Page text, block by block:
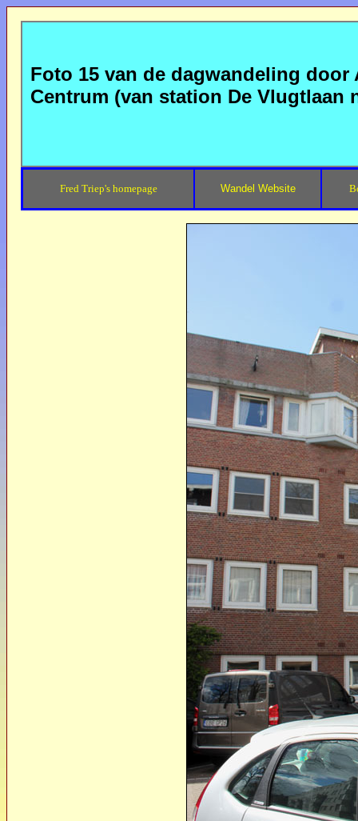
Foto 15 van de dagwandeling door
Centrum (van station De Vlugtlaan
Fred Triep's homepage Wandel Website